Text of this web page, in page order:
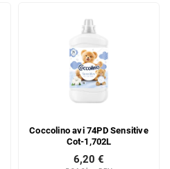
Coccolino avi 74PD Sensitive
Cot-1,702L
6,20 €